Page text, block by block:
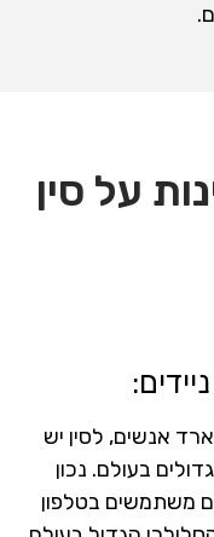
על סין
של למעלה מ-1.4 מיליארד אנשים, לסין יש
בעולם. נכון
משתמשים בטלפון